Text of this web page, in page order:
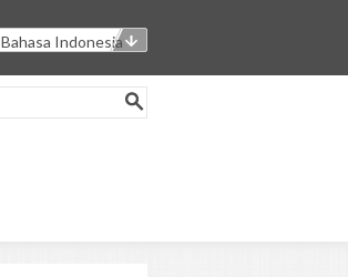
Bahasa Indonesia